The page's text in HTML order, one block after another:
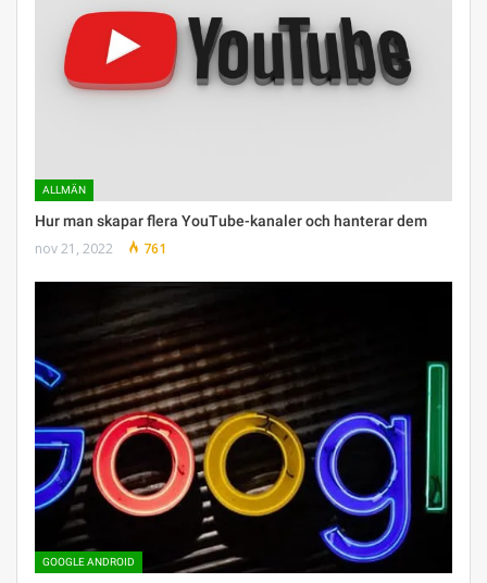
ALLMÄN
Hur man skapar flera YouTube-kanaler och hanterar dem
nov 21, 2022 761
GOOGLE ANDROID